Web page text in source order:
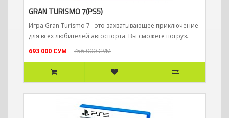
GRAN TURISMO 7(PS5)
Игра Gran Turismo 7 - это захватывающее приключение
для всех любителей автоспорта. Вы сможете погруз..
693 000 СУМ
756 000 СУМ